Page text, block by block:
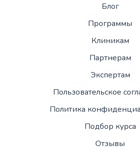
Блог
Программы
Клиникам
Партнерам
Экспертам
Пользовательское
Политика
Подбор курса
Отзывы